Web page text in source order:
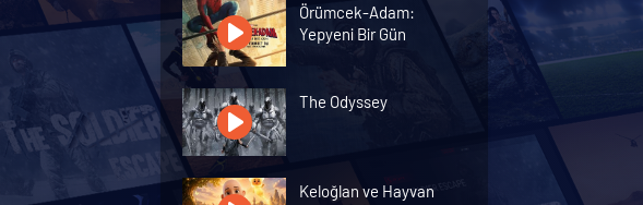
Örümcek-Adam:
Yepyeni Bir Gün
The Odyssey
Keloğlan ve Hayvan